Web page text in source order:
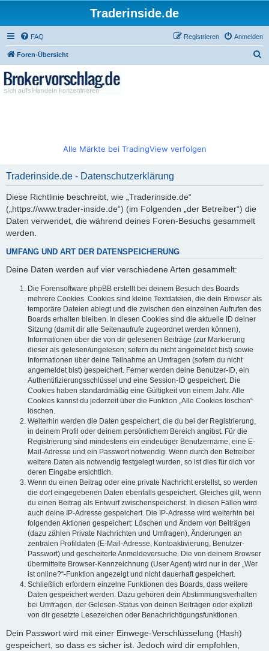
Traderinside.de
FAQ Anmelden
Registrieren
Foren-Übersicht
Alle Märkte bei TradingView verfolgen
Traderinside.de - Datenschutzerklärung
Diese Richtlinie beschreibt, wie „Traderinside.de“
(„https://www.trader-inside.de“) (im Folgenden „der Betreiber“) die
Daten verwendet, die während deines Foren-Besuchs gesammelt
werden.
UMFANG UND ART DER DATENSPEICHERUNG
Deine Daten werden auf vier verschiedene Arten gesammelt:
Die Forensoftware phpBB erstellt bei deinem Besuch des Boards
mehrere Cookies. Cookies sind kleine Textdateien, die dein Browser als
temporäre Dateien ablegt und die zwischen den einzelnen Aufrufen des
Boards erhalten bleiben. In diesen Cookies sind die aktuelle ID deiner
Sitzung (damit dir alle Seitenaufrufe zugeordnet werden können),
Informationen über die von dir gelesenen Beiträge (zur Markierung
dieser als gelesen/ungelesen; sofern du nicht angemeldet bist) sowie
Informationen über deine Teilnahme an Umfragen (sofern du nicht
angemeldet bist) gespeichert. Ferner werden deine Benutzer-ID, ein
Authentifizierungsschlüssel und eine Session-ID gespeichert. Die
Cookies haben standardmäßig eine Gültigkeit von einem Jahr. Alle
Cookies kannst du jederzeit über die Funktion „Alle Cookies löschen“
löschen.
Weiterhin werden die Daten gespeichert, die du bei der Registrierung,
in deinem Profil oder deinem persönlichem Bereich angibst. Für die
Registrierung sind mindestens ein eindeutiger Benutzername, eine E-
Mail-Adresse und ein Passwort notwendig. Wenn durch den Betreiber
weitere Daten als notwendig festgelegt wurden, so ist dies für dich vor
deren Eingabe ersichtlich.
Wenn du einen Beitrag oder eine private Nachricht erstellst, so werden
die dort eingegebenen Daten ebenfalls gespeichert. Gleiches gilt, wenn
du einen Beitrag als Entwurf zwischenspeicherst. In diesen Fällen wird
auch deine IP-Adresse gespeichert. Die IP-Adresse wird weiterhin bei
folgenden Aktionen gespeichert: Löschen und Ändern von Beiträgen
(dazu zählen Private Nachrichten und Umfragen), Änderungen an
zentralen Profildaten (E-Mail-Adresse, Kontoaktivierung, Benutzer-
Passwort) und gescheiterte Anmeldeversuche. Die von deinem Browser
übermittelte Browser-Kennzeichnung (User Agent) wird nur in der „Wer
ist online?“-Funktion angezeigt und nicht dauerhaft gespeichert.
Schließlich erfordern einzelne Funktionen des Boards, dass weitere
Daten gespeichert werden. Dazu gehören dein Abstimmungsverhalten
bei Umfragen, der Gelesen-Status von deinen Beiträgen oder explizit
von dir gesetzte Lesezeichen oder Benachrichtigungsfunktionen.
Dein Passwort wird mit einer Einwege-Verschlüsselung (Hash)
gespeichert, so dass es sicher ist. Jedoch wird dir empfohlen,